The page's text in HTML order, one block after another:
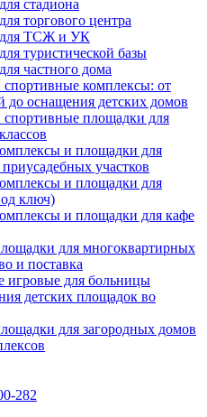
стадиона
торгового центра
для ТСЖ и УК
туристической базы
частного дома
спортивные комплексы: от
оснащения детских домов
спортивные площадки для
и площадки для
участков
и площадки для
ключ)
и площадки для кафе
для многоквартирных
и поставка
игровые для больницы
детских площадок во
для загородных домов
282